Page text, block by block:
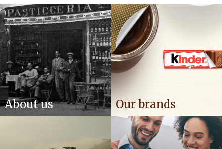
About us Our brands